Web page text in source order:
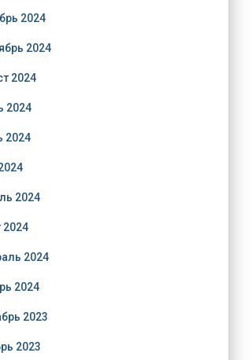
2024
2024
2024
2024
2024
2024
2024
2024
2024
2023
2023